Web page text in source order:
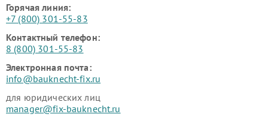
Горячая линия:
+7 (800) 301-55-83
Контактный телефон:
8 (800) 301-55-83
Электронная почта:
info@bauknecht-fix.ru
для юридических лиц
manager@fix-bauknecht.ru